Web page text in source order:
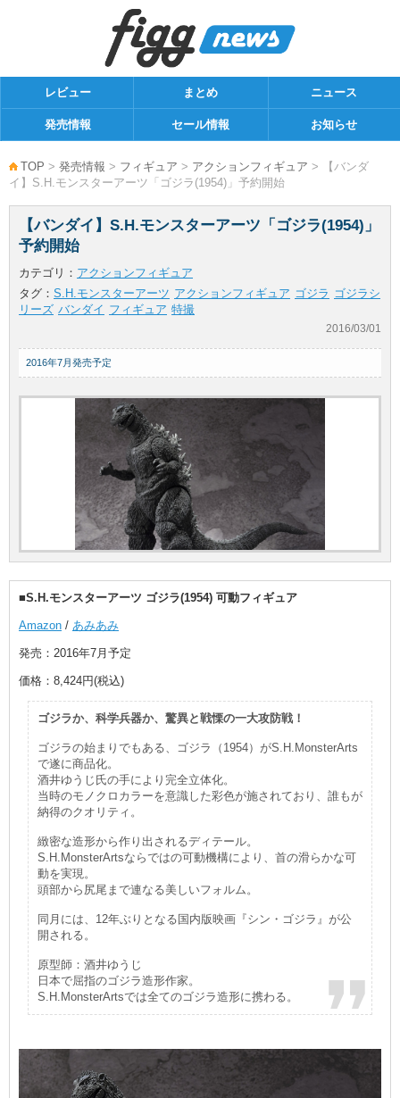
レビュー まとめ ニュース
発売情報 セール情報 お知らせ
TOP > 発売情報 > フィギュア > アクションフィギュア > 【バンダ
イ】S.H.モンスターアーツ「ゴジラ(1954)」予約開始
【バンダイ】S.H.モンスターアーツ「ゴジラ(1954)」
予約開始
カテゴリ： アクションフィギュア
タグ： S.H.モンスターアーツ アクションフィギュア ゴジラ ゴジラシ
リーズ バンダイ フィギュア 特撮
2016/03/01
2016年7月発売予定
■S.H.モンスターアーツ ゴジラ(1954) 可動フィギュア
Amazon / あみあみ
発売：2016年7月予定
価格：8,424円(税込)
ゴジラか、科学兵器か、驚異と戦慄の一大攻防戦！
ゴジラの始まりでもある、ゴジラ（1954）がS.H.MonsterArts
で遂に商品化。
酒井ゆうじ氏の手により完全立体化。
当時のモノクロカラーを意識した彩色が施されており、誰もが
納得のクオリティ。
緻密な造形から作り出されるディテール。
S.H.MonsterArtsならではの可動機構により、首の滑らかな可
動を実現。
頭部から尻尾まで連なる美しいフォルム。
同月には、12年ぶりとなる国内版映画『シン・ゴジラ』が公
開される。
原型師：酒井ゆうじ
日本で屈指のゴジラ造形作家。
S.H.MonsterArtsでは全てのゴジラ造形に携わる。